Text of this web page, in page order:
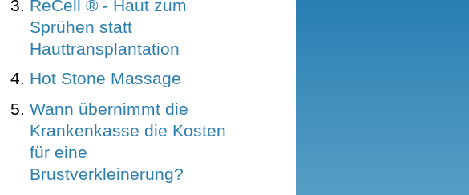
ReCell ® - Haut zum
Sprühen statt
Hauttransplantation
Hot Stone Massage
Wann übernimmt die
Krankenkasse die Kosten
für eine
Brustverkleinerung?